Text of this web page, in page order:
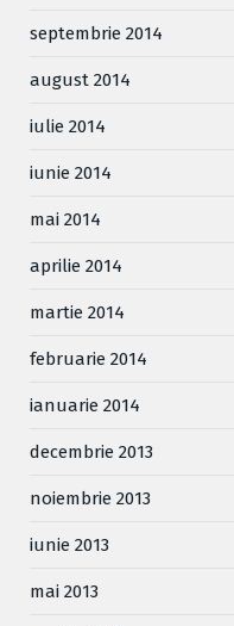
septembrie 2014
august 2014
iulie 2014
iunie 2014
mai 2014
aprilie 2014
martie 2014
februarie 2014
ianuarie 2014
decembrie 2013
noiembrie 2013
iunie 2013
mai 2013